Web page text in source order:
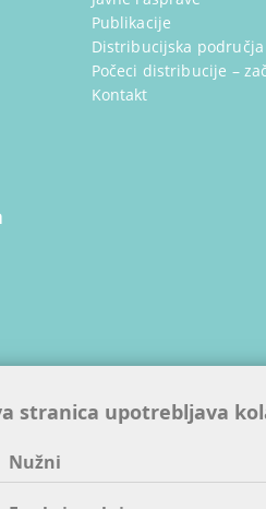
Publikacije
Distribucijska
Počeci distribucije –
Kontakt
stranica upotrebljava
Nužni